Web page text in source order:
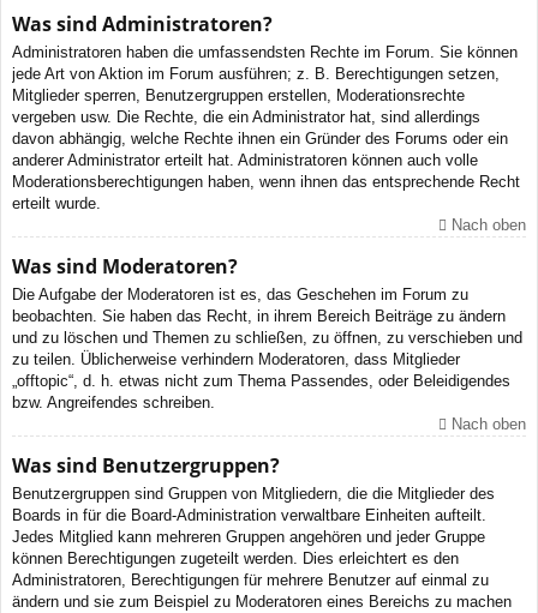
Was sind Administratoren?
Administratoren haben die umfassendsten Rechte im Forum. Sie können
jede Art von Aktion im Forum ausführen; z. B. Berechtigungen setzen,
Mitglieder sperren, Benutzergruppen erstellen, Moderationsrechte
vergeben usw. Die Rechte, die ein Administrator hat, sind allerdings
davon abhängig, welche Rechte ihnen ein Gründer des Forums oder ein
anderer Administrator erteilt hat. Administratoren können auch volle
Moderationsberechtigungen haben, wenn ihnen das entsprechende Recht
erteilt wurde.
Nach oben
Was sind Moderatoren?
Die Aufgabe der Moderatoren ist es, das Geschehen im Forum zu
beobachten. Sie haben das Recht, in ihrem Bereich Beiträge zu ändern
und zu löschen und Themen zu schließen, zu öffnen, zu verschieben und
zu teilen. Üblicherweise verhindern Moderatoren, dass Mitglieder
„offtopic“, d. h. etwas nicht zum Thema Passendes, oder Beleidigendes
bzw. Angreifendes schreiben.
Nach oben
Was sind Benutzergruppen?
Benutzergruppen sind Gruppen von Mitgliedern, die die Mitglieder des
Boards in für die Board-Administration verwaltbare Einheiten aufteilt.
Jedes Mitglied kann mehreren Gruppen angehören und jeder Gruppe
können Berechtigungen zugeteilt werden. Dies erleichtert es den
Administratoren, Berechtigungen für mehrere Benutzer auf einmal zu
ändern und sie zum Beispiel zu Moderatoren eines Bereichs zu machen